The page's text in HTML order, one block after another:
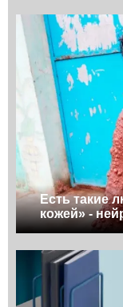
Есть такие
кожей» -